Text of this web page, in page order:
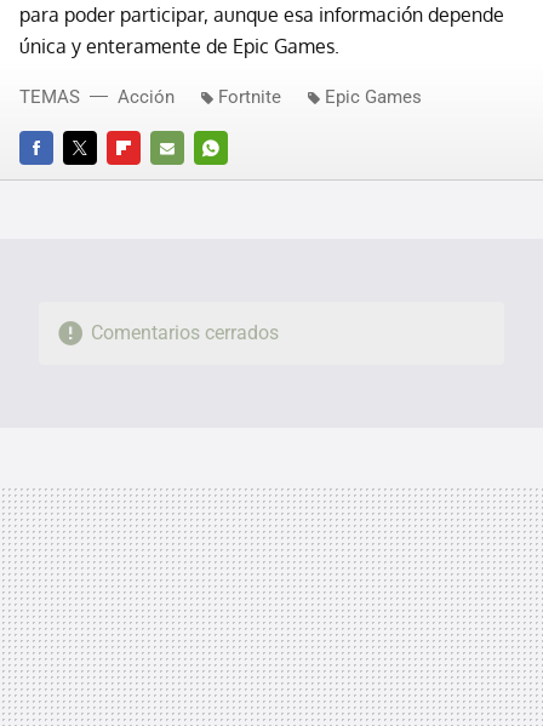
para poder participar, aunque esa información depende
única y enteramente de Epic Games.
FACEBOOKTWITTERFLIPBOARD
E-
WHATSAPP
TEMAS Acción Fortnite Epic Games
Comentarios cerrados